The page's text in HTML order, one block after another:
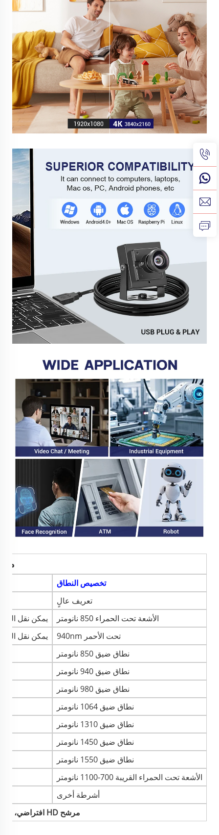
تخصيص النطاق
تعريف عالٍ
الأشعة تحت الحمراء 850 نانومتر
يمكن نقل الضوء المرئي وتحت
تحت الأحمر 940nm
يمكن نقل الضوء المرئي وتحت
نطاق ضيق 850 نانومتر
نطاق ضيق 940 نانومتر
نطاق ضيق 980 نانومتر
نطاق ضيق 1064 نانومتر
نطاق ضيق 1310 نانومتر
نطاق ضيق 1450 نانومتر
نطاق ضيق 1550 نانومتر
الأشعة تحت الحمراء القريبة 700-1100 نانومتر
أشرطة أخرى
مرشح HD افتراضي، للحصول على أشرطة مرشحات أخرى يرجى التواصل معنا